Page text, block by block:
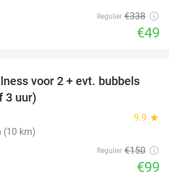
Regulier €338
€49
34%
voor 2 + evt. bubbels
3 uur)
9.9 star
(10 km)
Regulier €150
€99